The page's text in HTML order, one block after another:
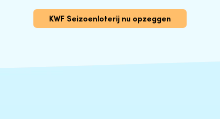
KWF Seizoenloterij nu opzeggen